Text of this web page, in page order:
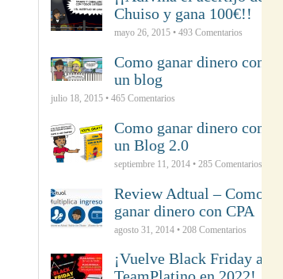
Chuiso y gana 100€!!
mayo 26, 2015 • 493Comentarios
Como ganar dinero con
un blog
julio 18, 2015 • 465Comentarios
Como ganar dinero con
un Blog 2.0
septiembre 11, 2014 • 285Comentarios
Review Adtual – Como
ganar dinero con CPA
agosto 31, 2014 • 208Comentarios
¡Vuelve Black Friday a